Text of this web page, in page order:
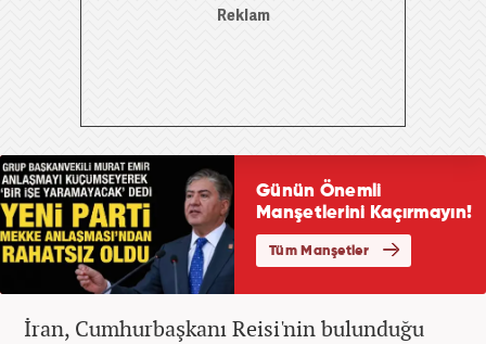
İran, Cumhurbaşkanı Reisi'nin bulunduğu